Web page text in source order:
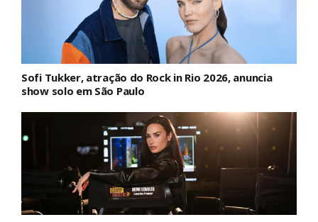
Sofi Tukker, atração do Rock in Rio 2026, anuncia
show solo em São Paulo